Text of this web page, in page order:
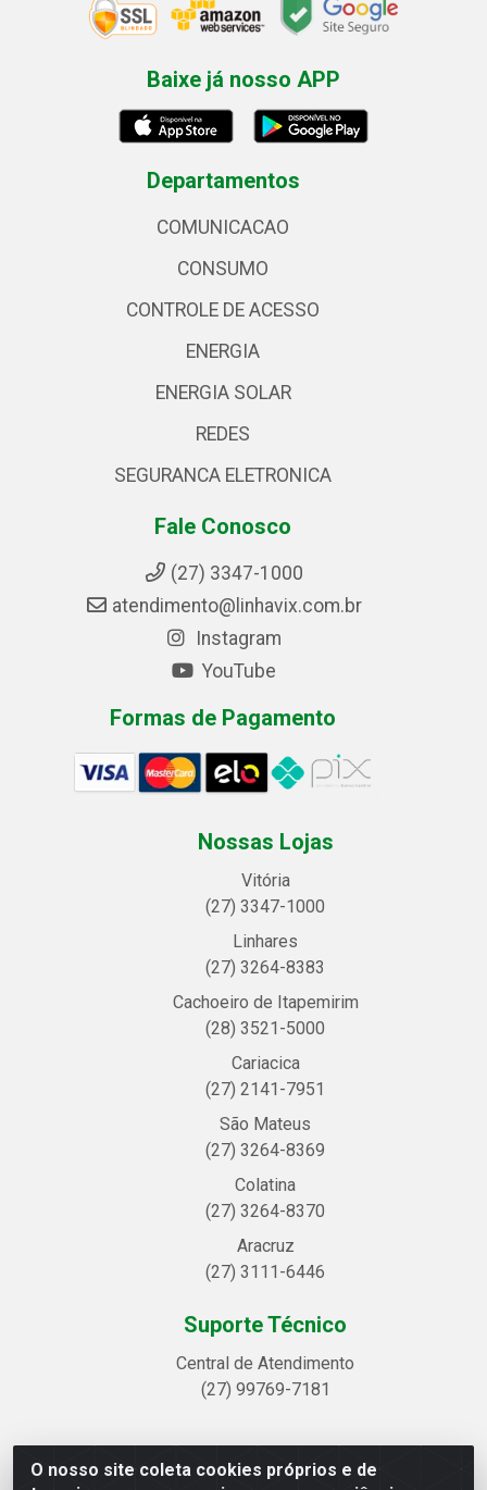
O nosso site coleta cookies próprios e de
Baixe já nosso APP
Departamentos
COMUNICACAO
CONSUMO
CONTROLE DE ACESSO
ENERGIA
ENERGIA SOLAR
REDES
SEGURANCA ELETRONICA
Fale Conosco
(27) 3347-1000
atendimento@linhavix.com.br
Instagram
YouTube
Formas de Pagamento
Nossas Lojas
Vitória
(27) 3347-1000
Linhares
(27) 3264-8383
Cachoeiro de Itapemirim
(28) 3521-5000
Cariacica
(27) 2141-7951
São Mateus
(27) 3264-8369
Colatina
(27) 3264-8370
Aracruz
(27) 3111-6446
Suporte Técnico
Central de Atendimento
(27) 99769-7181
Linhavix Distribuidora LTDA - Avenida Alegre, 2521 -